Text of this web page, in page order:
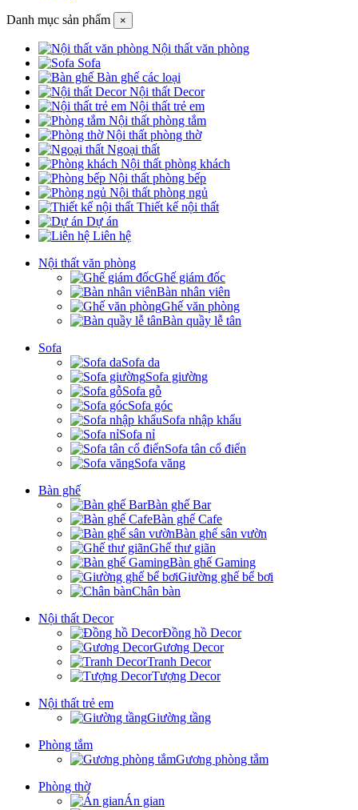
Danh mục sản phẩm ×
Nội thất văn phòng
Sofa
Bàn ghế các loại
Nội thất Decor
Nội thất trẻ em
Nội thất phòng tắm
Nội thất phòng thờ
Ngoại thất
Nội thất phòng khách
Nội thất phòng bếp
Nội thất phòng ngủ
Thiết kế nội thất
Dự án
Liên hệ
Nội thất văn phòng
Ghế giám đốc
Bàn nhân viên
Ghế văn phòng
Bàn quầy lễ tân
Sofa
Sofa da
Sofa giường
Sofa gỗ
Sofa góc
Sofa nhập khẩu
Sofa nỉ
Sofa tân cổ điển
Sofa văng
Bàn ghế
Bàn ghế Bar
Bàn ghế Cafe
Bàn ghế sân vườn
Ghế thư giãn
Bàn ghế Gaming
Giường ghế bể bơi
Chân bàn
Nội thất Decor
Đồng hồ Decor
Gương Decor
Tranh Decor
Tượng Decor
Nội thất trẻ em
Giường tầng
Phòng tắm
Gương phòng tắm
Phòng thờ
Án gian